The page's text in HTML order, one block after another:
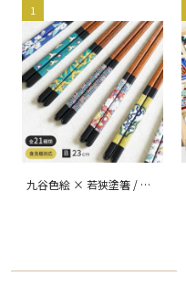
1
九谷色絵 × 若狭塗箸 / 青